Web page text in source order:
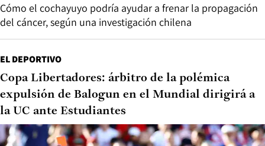
Cómo el cochayuyo podría ayudar a frenar la propagación
del cáncer, según una investigación chilena
EL DEPORTIVO
Copa Libertadores: árbitro de la polémica
expulsión de Balogun en el Mundial dirigirá a
la UC ante Estudiantes